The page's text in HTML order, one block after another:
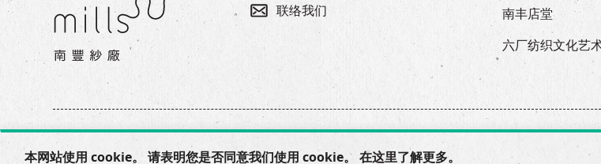
本网站使用 cookie。 请表明您是否同意我们使用 cookie。 在这里了解更多。
联络我们
南丰店堂
六厂纺织文化艺
© 2026 The Mills, all rights